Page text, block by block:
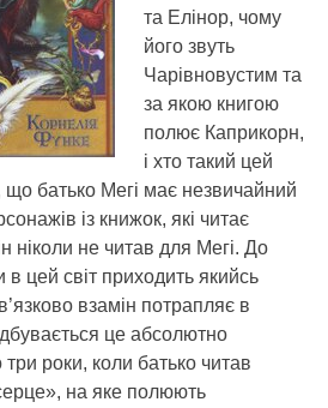
та Елінор, чому
його звуть
Чарівновустим та
за якою книгою
полює Каприкорн,
і хто такий цей
що батько Мегі має незвичайний
із книжок, які читає
ніколи не читав для Мегі. До
в цей світ приходить якийсь
взамін потрапляє в
це абсолютно
роки, коли батько читав
на яке полюють